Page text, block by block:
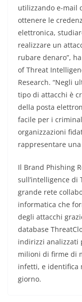
utilizzando e-mail
ottenere le
elettronica,
realizzare un
rubare denaro”,
of Threat
Research. “Negli
tipo di attacchi è
della posta
facile per i
organizzazioni
rappresentare
Il Brand Phishing
sull’intelligence di
grande rete
informatica che
degli attacchi
database
indirizzi analizzati
milioni di firme di
infetti, e identifica
giorno.